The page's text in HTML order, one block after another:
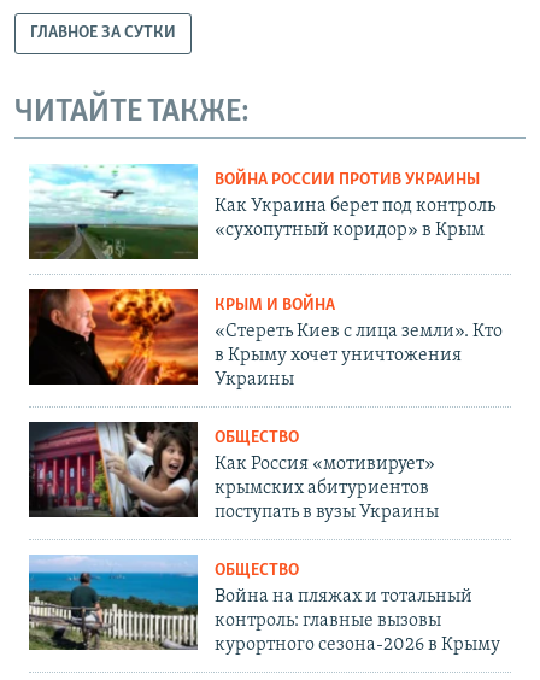
ГЛАВНОЕ ЗА СУТКИ
ЧИТАЙТЕ ТАКЖЕ:
ВОЙНА РОССИИ ПРОТИВ УКРАИНЫ
Как Украина берет под контроль
«сухопутный коридор» в Крым
КРЫМ И ВОЙНА
«Стереть Киев с лица земли». Кто
в Крыму хочет уничтожения
Украины
ОБЩЕСТВО
Как Россия «мотивирует»
крымских абитуриентов
поступать в вузы Украины
ОБЩЕСТВО
Война на пляжах и тотальный
контроль: главные вызовы
курортного сезона-2026 в Крыму